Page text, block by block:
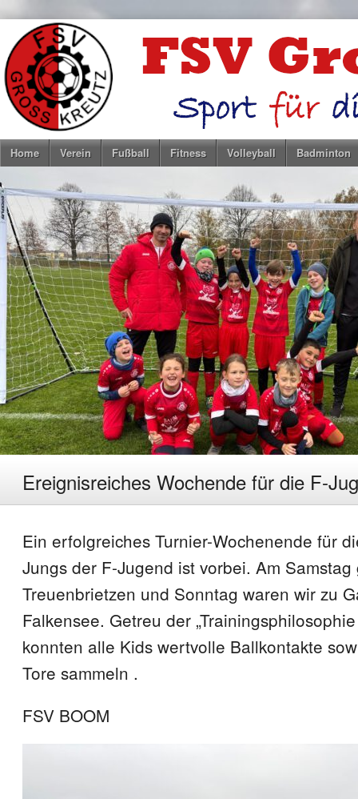
Home Verein Fußball Fitness Volleyball Badminton
Ereignisreiches Wochende für die F-
Ein erfolgreiches Turnier-Wochenende für
Jungs der F-Jugend ist vorbei. Am Samstag
Treuenbrietzen und Sonntag waren wir zu
Falkensee. Getreu der
konnten alle Kids wertvolle Ballkontakte
Tore sammeln .
FSV BOOM